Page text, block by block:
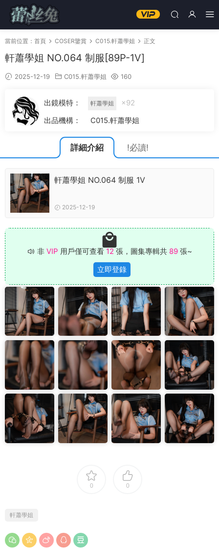
當前位置： 首頁 COSER鑒賞 C015.軒蕭學姐 正文
軒蕭學姐 NO.064 制服[89P-1V]
2025-12-19 C015.軒蕭學姐 160
出鏡模特： 軒蕭學姐
×92
出品機構：
C015.軒蕭學姐
詳細介紹 !必讀!
軒蕭學姐 NO.064 制服 1V
2025-12-19
非 VIP 用戶僅可查看 12 張，圖集專輯共 89張~
立即登錄
0 0
軒蕭學姐